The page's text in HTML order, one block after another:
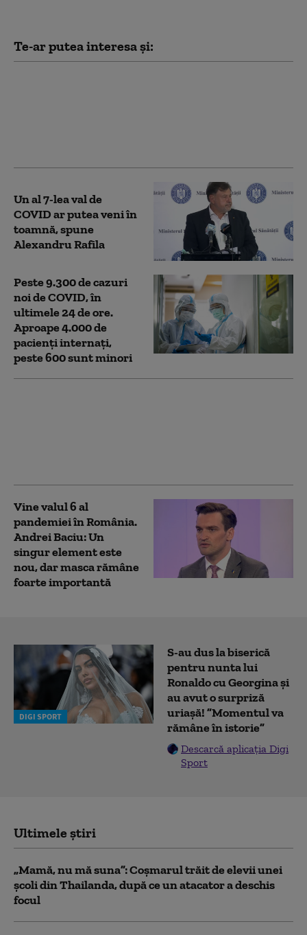
Te-ar putea interesa și:
Un al 7-lea val de
COVID ar putea veni în
toamnă, spune
Alexandru Rafila
Peste 9.300 de cazuri
noi de COVID, în
ultimele 24 de ore.
Aproape 4.000 de
pacienți internați,
peste 600 sunt minori
Vine valul 6 al
pandemiei în România.
Andrei Baciu: Un
singur element este
nou, dar masca rămâne
foarte importantă
DIGI SPORT
S-au dus la biserică
pentru nunta lui
Ronaldo cu Georgina și
au avut o surpriză
uriașă! ”Momentul va
rămâne în istorie”
Descarcă aplicația Digi
Sport
Ultimele știri
„Mamă, nu mă suna”: Coșmarul trăit de elevii unei
școli din Thailanda, după ce un atacator a deschis
focul